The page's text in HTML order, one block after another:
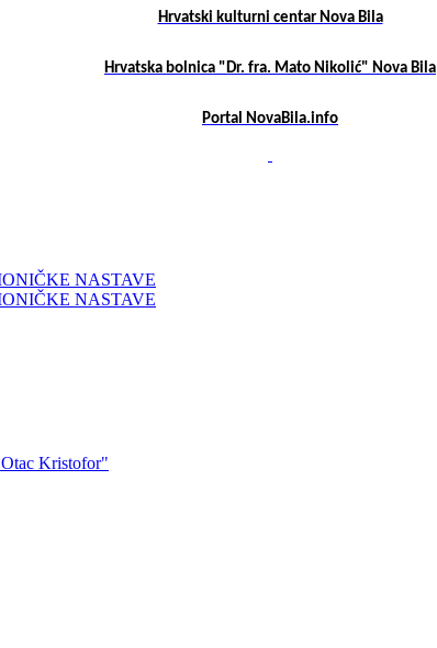
Hrvatski kulturni centar Nova Bila
Hrvatska bolnica "Dr. fra. Mato Nikolić" Nova Bila
Portal NovaBila.info
NASTAVE
NASTAVE
Kristofor"